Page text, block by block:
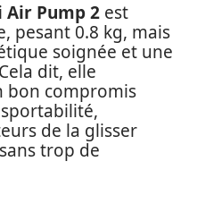
Air Pump 2 est
pesant 0.8 kg, mais
soignée et une
dit, elle
bon compromis
de la glisser
trop de